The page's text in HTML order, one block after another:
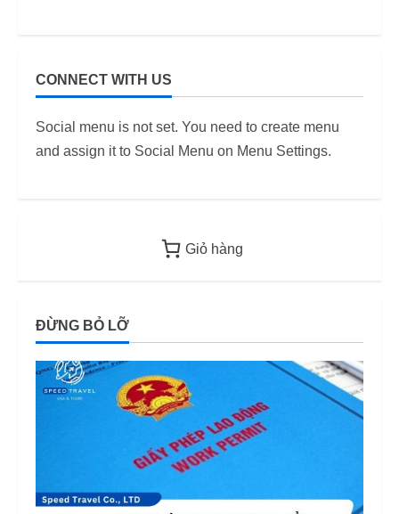
CONNECT WITH US
Social menu is not set. You need to create menu
and assign it to Social Menu on Menu Settings.
Giỏ hàng
ĐỪNG BỎ LỠ